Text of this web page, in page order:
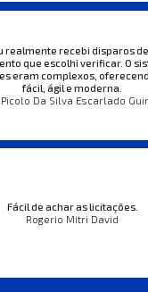
realmente recebi disparos
que escolhi verificar. O
eram complexos,
fácil, ágil e moderna.
Da Silva Escarlado
Fácil de achar as licitações.
Rogerio Mitri David